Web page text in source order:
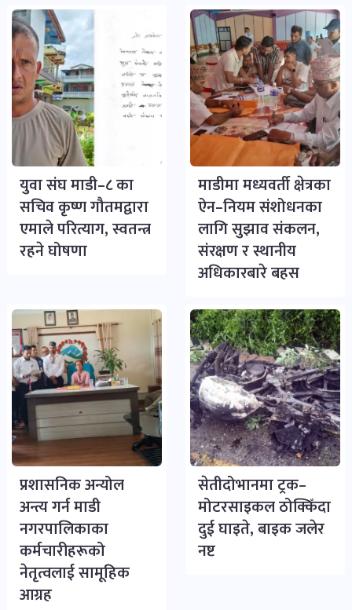
युवा संघ माडी–८ का
सचिव कृष्ण गौतमद्वारा
एमाले परित्याग, स्वतन्त्र
रहने घोषणा
माडीमा मध्यवर्ती क्षेत्रका
ऐन–नियम संशोधनका
लागि सुझाव संकलन,
संरक्षण र स्थानीय
अधिकारबारे बहस
प्रशासनिक अन्योल
अन्त्य गर्न माडी
नगरपालिकाका
कर्मचारीहरूको
नेतृत्वलाई सामूहिक
आग्रह
सेतीदोभानमा ट्रक–
मोटरसाइकल ठोक्किँदा
दुई घाइते, बाइक जलेर
नष्ट